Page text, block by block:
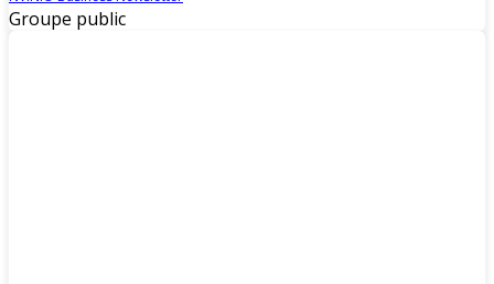
Groupe public